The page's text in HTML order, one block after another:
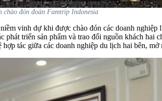
chào đón đoàn Famtrip Indonesia
vinh dự khi được chào đón các doanh nghiệp
triển sản phẩm và trao đổi nguồn khách hai
tác giữa các doanh nghiệp du lịch hai bên,